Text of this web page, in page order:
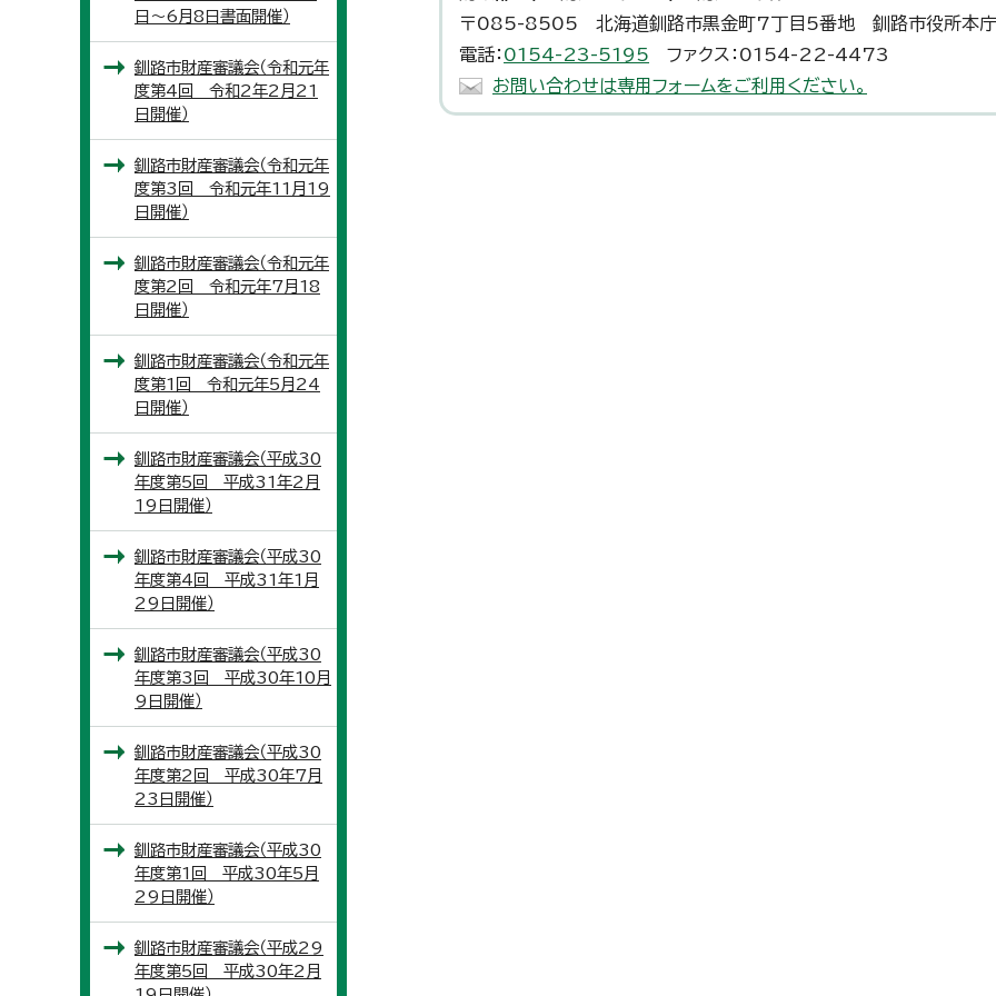
〒085-8505 北海道釧路市黒金町7丁目5番地 釧路市役所本
電話： 0154-23-5195 ファクス：0154-22-4473
お問い合わせは専用フォームをご利用ください。
日～6月8日書面開催）
釧路市財産審議会（令和元年
度第4回 令和2年2月21
日開催）
釧路市財産審議会（令和元年
度第3回 令和元年11月19
日開催）
釧路市財産審議会（令和元年
度第2回 令和元年7月18
日開催）
釧路市財産審議会（令和元年
度第1回 令和元年5月24
日開催）
釧路市財産審議会（平成30
年度第5回 平成31年2月
19日開催）
釧路市財産審議会（平成30
年度第4回 平成31年1月
29日開催）
釧路市財産審議会（平成30
年度第3回 平成30年10月
9日開催）
釧路市財産審議会（平成30
年度第2回 平成30年7月
23日開催）
釧路市財産審議会（平成30
年度第1回 平成30年5月
29日開催）
釧路市財産審議会（平成29
年度第5回 平成30年2月